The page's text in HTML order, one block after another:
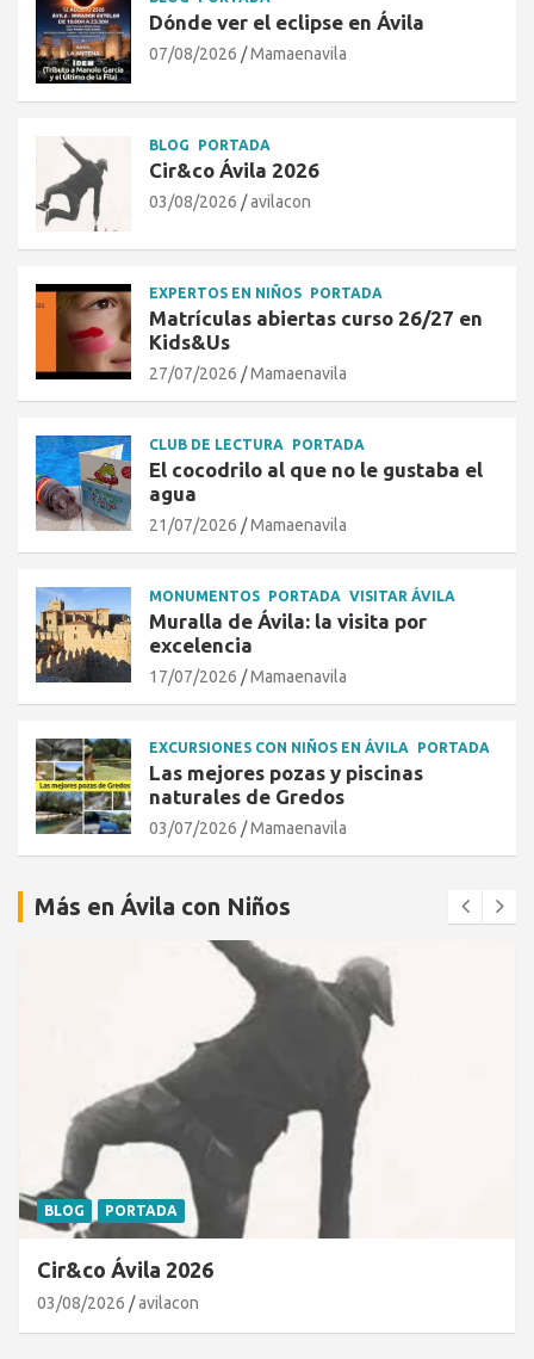
Dónde ver el eclipse en Ávila
07/08/2026 Mamaenavila
BLOG PORTADA
Cir&co Ávila 2026
03/08/2026 avilacon
EXPERTOS EN NIÑOS PORTADA
Matrículas abiertas curso 26/27 en
Kids&Us
27/07/2026 Mamaenavila
CLUB DE LECTURA PORTADA
El cocodrilo al que no le gustaba el
agua
21/07/2026 Mamaenavila
MONUMENTOS PORTADA VISITAR ÁVILA
Muralla de Ávila: la visita por
excelencia
17/07/2026 Mamaenavila
EXCURSIONES CON NIÑOS EN ÁVILA PORTADA
Las mejores pozas y piscinas
naturales de Gredos
03/07/2026 Mamaenavila
Más en Ávila con Niños
BLOG PORTADA
Cir&co Ávila 2026
03/08/2026 avilacon